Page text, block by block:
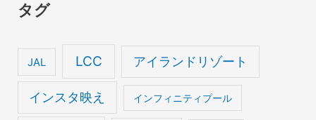
イ
タグ
JAL LCC アイランドリゾート
インスタ映え インフィニティプール